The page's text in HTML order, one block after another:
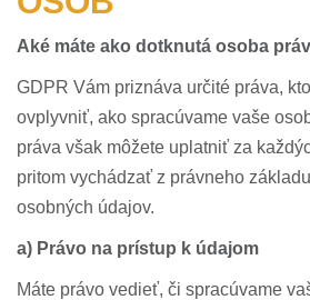
Aké máte ako dotknutá osoba
GDPR Vám priznáva určité práva,
ovplyvniť, ako spracúvame vaše
práva však môžete uplatniť za
pritom vychádzať z právneho
osobných údajov.
a) Právo na prístup k údajom
Máte právo vedieť, či spracúvame